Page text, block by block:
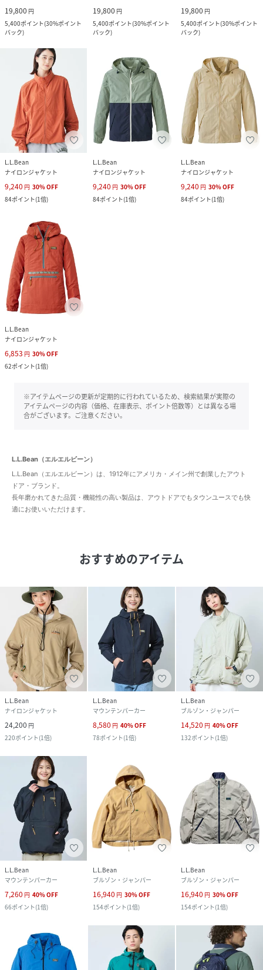
19,800 円
5,400ポイント(30%ポイント
バック)
19,800 円
5,400ポイント(30%ポイント
バック)
19,800 円
5,400ポイント(30%ポイント
バック)
L.L.Bean
ナイロンジャケット
9,240 円 30%OFF
84ポイント(1倍)
L.L.Bean
ナイロンジャケット
9,240 円 30%OFF
84ポイント(1倍)
L.L.Bean
ナイロンジャケット
9,240 円 30%OFF
84ポイント(1倍)
L.L.Bean
ナイロンジャケット
6,853 円 30%OFF
62ポイント(1倍)
※アイテムページの更新が定期的に行われているため、検索結果が実際の
アイテムページの内容（価格、在庫表示、ポイント倍数等）とは異なる場
合がございます。ご注意ください。
L.L.Bean（エルエルビーン）
L.L.Bean（エルエルビーン）は、1912年にアメリカ・メイン州で創業したアウト
ドア・ブランド。
長年磨かれてきた品質・機能性の高い製品は、アウトドアでもタウンユースでも快
適にお使いいただけます。
おすすめのアイテム
L.L.Bean
ナイロンジャケット
24,200 円
220ポイント(1倍)
L.L.Bean
マウンテンパーカー
8,580 円 40%OFF
78ポイント(1倍)
L.L.Bean
ブルゾン・ジャンパー
14,520 円 40%OFF
132ポイント(1倍)
L.L.Bean
マウンテンパーカー
7,260 円 40%OFF
66ポイント(1倍)
L.L.Bean
ブルゾン・ジャンパー
16,940 円 30%OFF
154ポイント(1倍)
L.L.Bean
ブルゾン・ジャンパー
16,940 円 30%OFF
154ポイント(1倍)